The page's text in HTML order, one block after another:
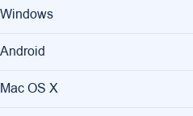
Windows
Android
Mac OS X